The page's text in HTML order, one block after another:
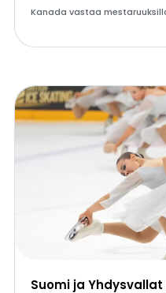
Kanada vastaa
Suomi ja